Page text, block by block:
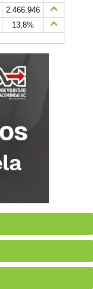
2.466.946
13,8%